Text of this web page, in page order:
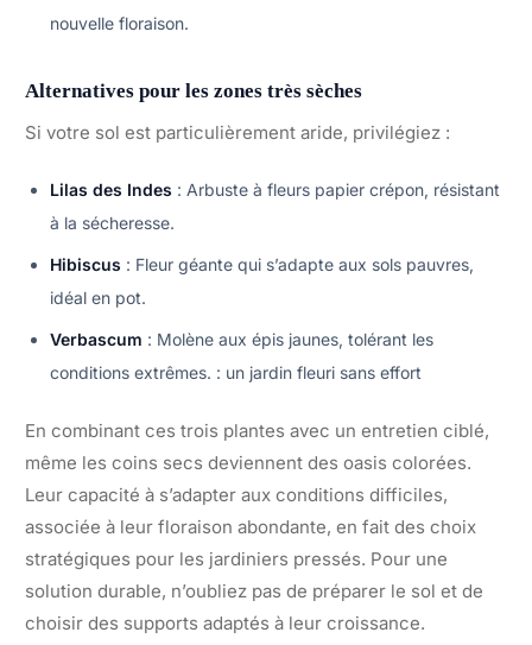
nouvelle floraison.
Alternatives pour les zones très sèches
Si votre sol est particulièrement aride, privilégiez :
Lilas des Indes : Arbuste à fleurs papier crépon, résistant
à la sécheresse.
Hibiscus : Fleur géante qui s’adapte aux sols pauvres,
idéal en pot.
Verbascum : Molène aux épis jaunes, tolérant les
conditions extrêmes. : un jardin fleuri sans effort
En combinant ces trois plantes avec un entretien ciblé,
même les coins secs deviennent des oasis colorées.
Leur capacité à s’adapter aux conditions difficiles,
associée à leur floraison abondante, en fait des choix
stratégiques pour les jardiniers pressés. Pour une
solution durable, n’oubliez pas de préparer le sol et de
choisir des supports adaptés à leur croissance.